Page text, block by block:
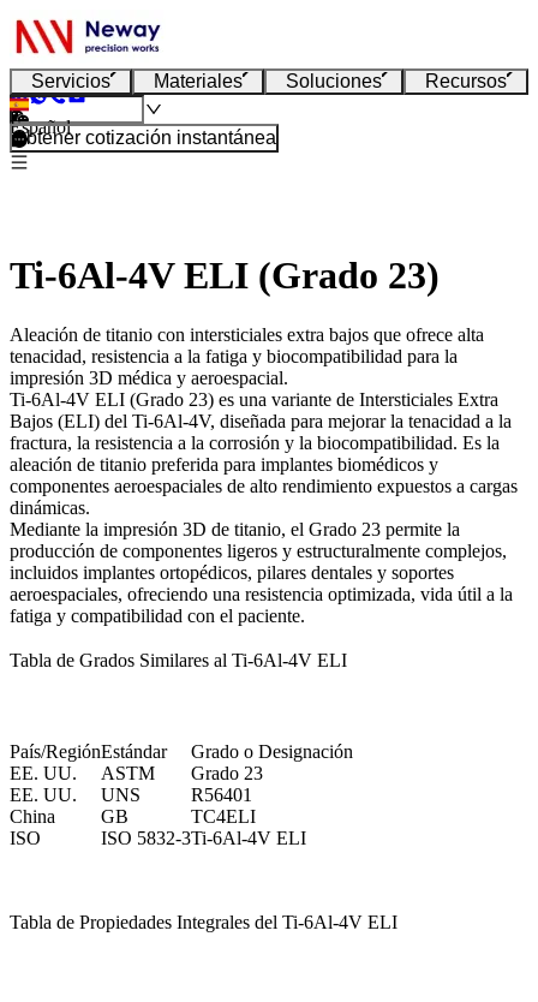
Servicios Materiales Soluciones Recursos
Español
Obtener cotización instantánea
Ti-6Al-4V ELI (Grado 23)
Aleación de titanio con intersticiales extra bajos que ofrece alta
tenacidad, resistencia a la fatiga y biocompatibilidad para la
impresión 3D médica y aeroespacial.
Ti-6Al-4V ELI (Grado 23) es una variante de Intersticiales Extra
Bajos (ELI) del Ti-6Al-4V, diseñada para mejorar la tenacidad a la
fractura, la resistencia a la corrosión y la biocompatibilidad. Es la
aleación de titanio preferida para implantes biomédicos y
componentes aeroespaciales de alto rendimiento expuestos a cargas
dinámicas.
Mediante la impresión 3D de titanio, el Grado 23 permite la
producción de componentes ligeros y estructuralmente complejos,
incluidos implantes ortopédicos, pilares dentales y soportes
aeroespaciales, ofreciendo una resistencia optimizada, vida útil a la
fatiga y compatibilidad con el paciente.
Tabla de Grados Similares al Ti-6Al-4V ELI
País/RegiónEstándar
Grado o Designación
EE. UU.
ASTM
Grado 23
EE. UU.
UNS
R56401
China
GB
TC4ELI
ISO
ISO 5832-3Ti-6Al-4V ELI
Tabla de Propiedades Integrales del Ti-6Al-4V ELI